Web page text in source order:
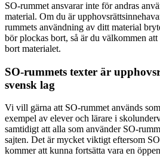
SO-rummet ansvarar inte för andras
material. Om du är
rummets användning av ditt material
bör plockas bort, så är du välkommen att
bort materialet.
SO-rummets texter är
svensk lag
Vi vill gärna att SO-rummet används
exempel av elever och lärare i
samtidigt att alla som använder SO-
sajten. Det är mycket viktigt eftersom
kommer att kunna fortsätta vara en